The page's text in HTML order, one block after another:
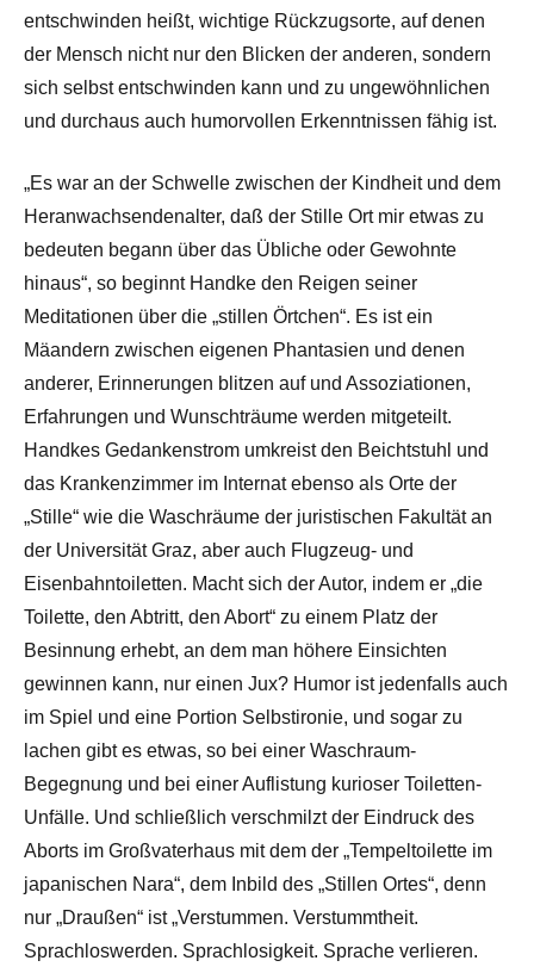
entschwinden heißt, wichtige Rückzugsorte, auf denen
der Mensch nicht nur den Blicken der anderen, sondern
sich selbst entschwinden kann und zu ungewöhnlichen
und durchaus auch humorvollen Erkenntnissen fähig ist.
„Es war an der Schwelle zwischen der Kindheit und dem
Heranwachsendenalter, daß der Stille Ort mir etwas zu
bedeuten begann über das Übliche oder Gewohnte
hinaus“, so beginnt Handke den Reigen seiner
Meditationen über die „stillen Örtchen“. Es ist ein
Mäandern zwischen eigenen Phantasien und denen
anderer, Erinnerungen blitzen auf und Assoziationen,
Erfahrungen und Wunschträume werden mitgeteilt.
Handkes Gedankenstrom umkreist den Beichtstuhl und
das Krankenzimmer im Internat ebenso als Orte der
„Stille“ wie die Waschräume der juristischen Fakultät an
der Universität Graz, aber auch Flugzeug- und
Eisenbahntoiletten. Macht sich der Autor, indem er „die
Toilette, den Abtritt, den Abort“ zu einem Platz der
Besinnung erhebt, an dem man höhere Einsichten
gewinnen kann, nur einen Jux? Humor ist jedenfalls auch
im Spiel und eine Portion Selbstironie, und sogar zu
lachen gibt es etwas, so bei einer Waschraum-
Begegnung und bei einer Auflistung kurioser Toiletten-
Unfälle. Und schließlich verschmilzt der Eindruck des
Aborts im Großvaterhaus mit dem der „Tempeltoilette im
japanischen Nara“, dem Inbild des „Stillen Ortes“, denn
nur „Draußen“ ist „Verstummen. Verstummtheit.
Sprachloswerden. Sprachlosigkeit. Sprache verlieren.